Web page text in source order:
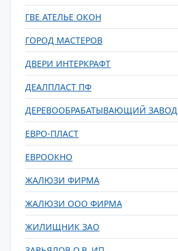
ГВЕ АТЕЛЬЕ ОКОН
ГОРОД МАСТЕРОВ
ДВЕРИ ИНТЕРКРАФТ
ДЕАЛПЛАСТ ПФ
ДЕРЕВООБРАБАТЫВАЮЩИЙ ЗАВОД
ЕВРО-ПЛАСТ
ЕВРООКНО
ЖАЛЮЗИ ФИРМА
ЖАЛЮЗИ ООО ФИРМА
ЖИЛИЩНИК ЗАО